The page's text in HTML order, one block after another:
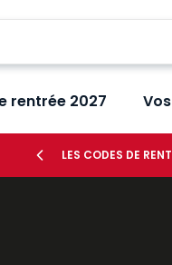
rentrée 2027
LES CODES DE